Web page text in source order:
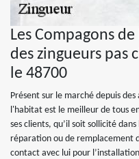
Les Compagons
des zingueurs pas
le 48700
Présent sur le marché depuis
l'habitat est le meilleur de tous
ses clients, qu’il soit sollicité
réparation ou de remplacement
contact avec lui pour